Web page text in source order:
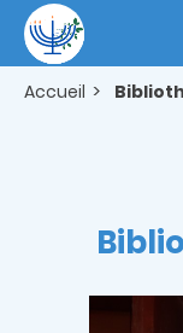
contenu
principal
Accueil